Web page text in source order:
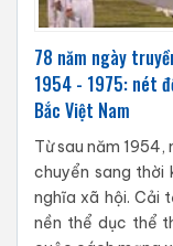
78 năm ngày
1954 - 1975: nét
Bắc Việt Nam
Từ sau năm
chuyển sang thời
nghĩa xã hội. Cải
nền thể dục thể